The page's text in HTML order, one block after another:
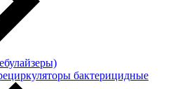
бактерицидные